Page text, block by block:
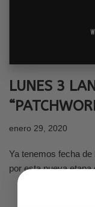
LUNES 3
enero 29, 2020
Ya tenemos fecha
por esta nueva etapa